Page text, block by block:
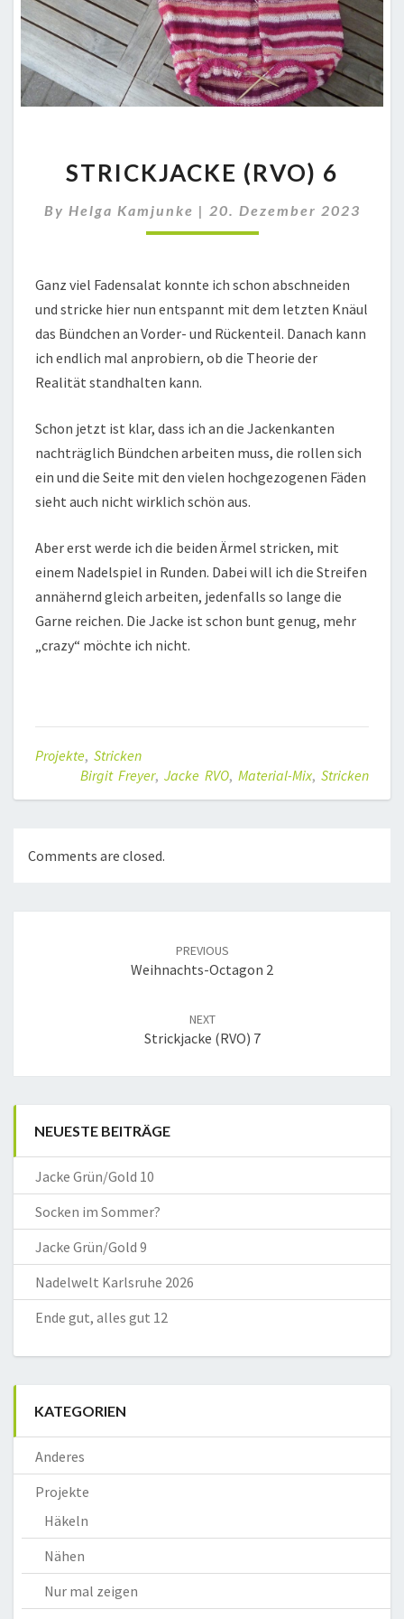
(RVO)
STRICKJACKE (RVO) 6
By Helga Kamjunke | 20. Dezember 2023
Ganz viel Fadensalat konnte ich schon abschneiden
und stricke hier nun entspannt mit dem letzten Knäul
das Bündchen an Vorder- und Rückenteil. Danach kann
ich endlich mal anprobiern, ob die Theorie der
Realität standhalten kann.
Schon jetzt ist klar, dass ich an die Jackenkanten
nachträglich Bündchen arbeiten muss, die rollen sich
ein und die Seite mit den vielen hochgezogenen Fäden
sieht auch nicht wirklich schön aus.
Aber erst werde ich die beiden Ärmel stricken, mit
einem Nadelspiel in Runden. Dabei will ich die Streifen
annähernd gleich arbeiten, jedenfalls so lange die
Garne reichen. Die Jacke ist schon bunt genug, mehr
„crazy“ möchte ich nicht.
Projekte, Stricken
Birgit Freyer, Jacke RVO, Material-Mix, Stricken
Comments are closed.
PREVIOUS
Weihnachts-Octagon 2
NEXT
Strickjacke (RVO) 7
NEUESTE BEITRÄGE
Jacke Grün/Gold 10
Socken im Sommer?
Jacke Grün/Gold 9
Nadelwelt Karlsruhe 2026
Ende gut, alles gut 12
KATEGORIEN
Anderes
Projekte
Häkeln
Nähen
Nur mal zeigen